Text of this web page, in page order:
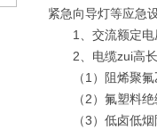
紧急向导灯等应急
1、交流额定电压
2、电缆zui高长
（1）阻烯聚氟
（2）氟塑料绝
（3）低卤低烟